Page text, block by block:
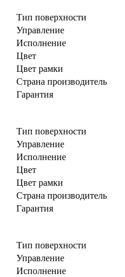
Тип поверхности
Управление
Исполнение
Цвет
Цвет рамки
Страна производитель
Гарантия
Тип поверхности
Управление
Исполнение
Цвет
Цвет рамки
Страна производитель
Гарантия
Тип поверхности
Управление
Исполнение